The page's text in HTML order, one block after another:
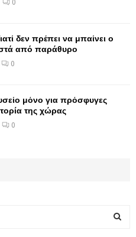
0
δεν πρέπει να μπαίνει ο
από παράθυρο
0
μόνο για πρόσφυγες
της χώρας
0